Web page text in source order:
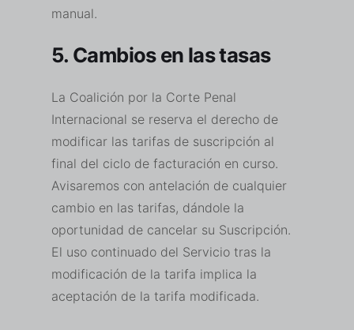
manual.
5. Cambios en las tasas
La Coalición por la Corte Penal
Internacional se reserva el derecho de
modificar las tarifas de suscripción al
final del ciclo de facturación en curso.
Avisaremos con antelación de cualquier
cambio en las tarifas, dándole la
oportunidad de cancelar su Suscripción.
El uso continuado del Servicio tras la
modificación de la tarifa implica la
aceptación de la tarifa modificada.